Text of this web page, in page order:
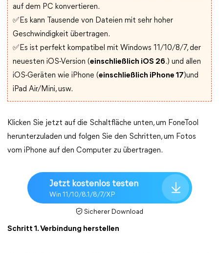
auf dem PC konvertieren.
✅Es kann Tausende von Dateien mit sehr hoher
Geschwindigkeit übertragen.
✅Es ist perfekt kompatibel mit Windows 11/10/8/7, der
neuesten iOS-Version (einschließlich iOS 26.) und allen
iOS-Geräten wie iPhone (einschließlich iPhone 17)und
iPad Air/Mini, usw.
Klicken Sie jetzt auf die Schaltfläche unten, um FoneTool
herunterzuladen und folgen Sie den Schritten, um Fotos
vom iPhone auf den Computer zu übertragen.
Jetzt kostenlos testen
Win 11/10/8.1/8/7/XP
Sicherer Download
Schritt 1. Verbindung herstellen